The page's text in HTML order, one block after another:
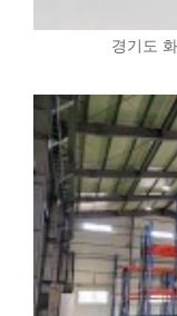
경기도